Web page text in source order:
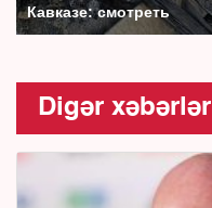
Кавказе: смотреть
Digər xəbərlər